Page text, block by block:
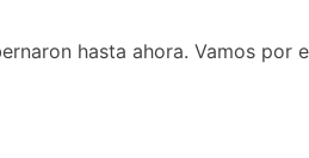
hasta ahora. Vamos